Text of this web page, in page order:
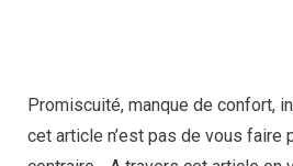
Promiscuité, manque de confort,
cet article n’est pas de vous faire